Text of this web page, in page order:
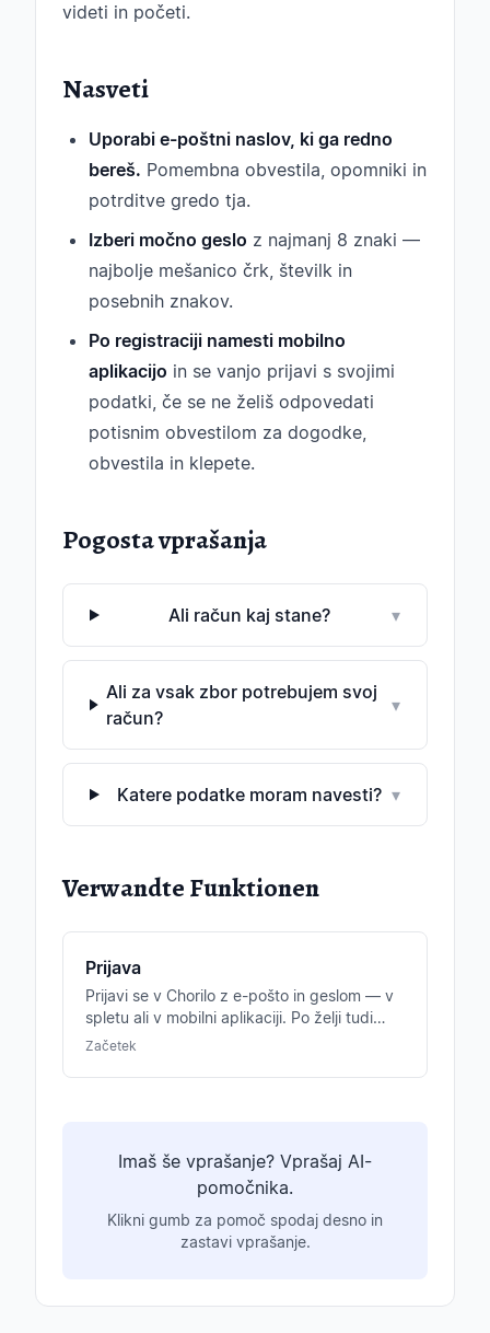
videti in početi.
Nasveti
Uporabi e-poštni naslov, ki ga redno
bereš. Pomembna obvestila, opomniki in
potrditve gredo tja.
Izberi močno geslo z najmanj 8 znaki —
najbolje mešanico črk, številk in
posebnih znakov.
Po registraciji namesti mobilno
aplikacijo in se vanjo prijavi s svojimi
podatki, če se ne želiš odpovedati
potisnim obvestilom za dogodke,
obvestila in klepete.
Pogosta vprašanja
Ali račun kaj stane? ▾
Ali za vsak zbor potrebujem svoj
račun?
▾
Katere podatke moram navesti? ▾
Verwandte Funktionen
Prijava
Prijavi se v Chorilo z e-pošto in geslom — v
spletu ali v mobilni aplikaciji. Po želji tudi
prek Apple ali Google prijave.
Začetek
Imaš še vprašanje? Vprašaj AI-
pomočnika.
Klikni gumb za pomoč spodaj desno in
zastavi vprašanje.